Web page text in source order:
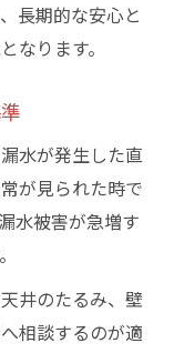
長期的な安心と
なります。
水が発生した直
が見られた時で
水被害が急増す
井のたるみ、壁
相談するのが適